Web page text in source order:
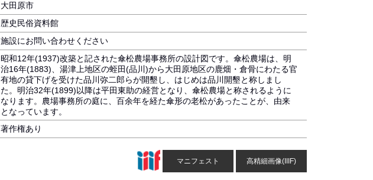
大田原市
歴史民俗資料館
施設にお問い合わせください
昭和12年(1937)改築と記された傘松農場事務所の設計図です。傘松農場は、明
治16年(1883)、湯津上地区の蛭田(品川)から大田原地区の鹿畑・倉骨にわたる官
有地の貸下げを受けた品川弥二郎らが開墾し、はじめは品川開墾と称しまし
た。明治32年(1899)以降は平田東助の経営となり、傘松農場と称されるように
なります。農場事務所の庭に、百余年を経た傘形の老松があったことが、由来
となっています。
著作権あり
マニフェスト 高精細画像(IIIF)